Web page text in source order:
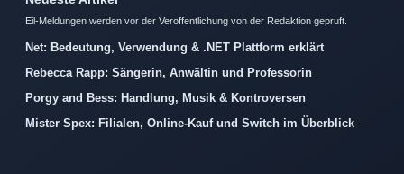
Eil-Meldungen werden vor der Veroffentlichung von der Redaktion gepruft.
Net: Bedeutung, Verwendung & .NET Plattform erklärt
Rebecca Rapp: Sängerin, Anwältin und Professorin
Porgy and Bess: Handlung, Musik & Kontroversen
Mister Spex: Filialen, Online-Kauf und Switch im Überblick